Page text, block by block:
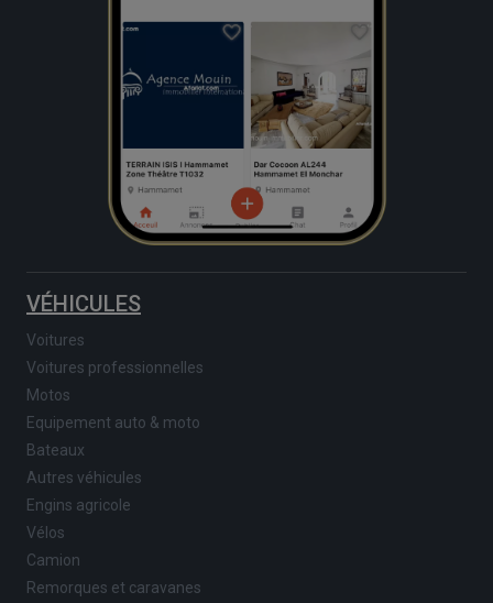
VÉHICULES
Voitures
Voitures professionnelles
Motos
Equipement auto & moto
Bateaux
Autres véhicules
Engins agricole
Vélos
Camion
Remorques et caravanes